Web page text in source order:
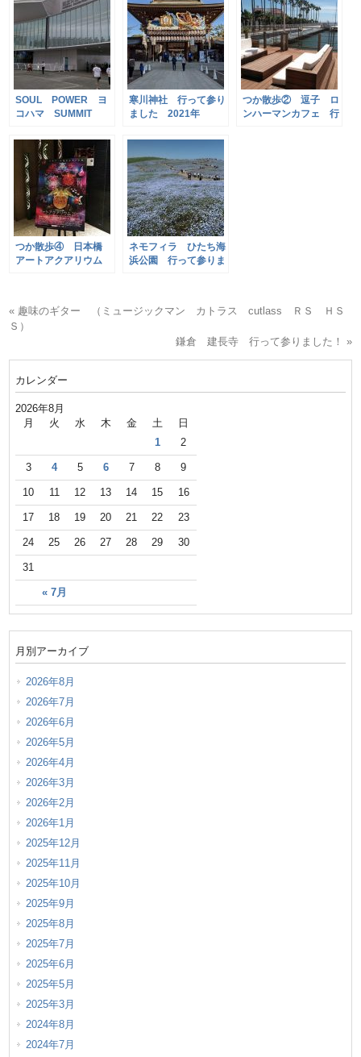
SOUL POWER ヨ
コハマ SUMMIT
した
寒川神社 行って参り
ました 2021年
つか散歩② 逗子 ロ
ンハーマンカフェ 行
つか散歩④ 日本橋
アートアクアリウム
ネモフィラ ひたち海
浜公園 行って参りま
« 趣味のギター （ミュージックマン カトラス cutlass ＲＳ ＨＳ
Ｓ）
鎌倉 建長寺 行って参りました！ »
カレンダー
2026年8月
月 火 水 木 金 土 日
« 7月
1 2
3 4 5 6 7 8 9
10 11 12 13 14 15 16
17 18 19 20 21 22 23
24 25 26 27 28 29 30
31
月別アーカイブ
2026年8月
2026年7月
2026年6月
2026年5月
2026年4月
2026年3月
2026年2月
2026年1月
2025年12月
2025年11月
2025年10月
2025年9月
2025年8月
2025年7月
2025年6月
2025年5月
2025年3月
2024年8月
2024年7月